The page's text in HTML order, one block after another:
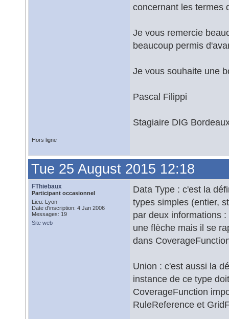
concernant les termes
Je vous remercie
beaucoup permis
Je vous souhaite une
Pascal Filippi
Stagiaire DIG
Hors ligne
Tue 25 August 2015 12:18
FThiebaux
Participant occasionnel
Lieu: Lyon
Date d'inscription: 4 Jan 2006
Messages: 19
Site web
Data Type : c'est la
types simples (entier,
par deux informations
une flèche mais il se
dans
Union : c'est aussi la
instance de ce type
CoverageFunction
RuleReference et